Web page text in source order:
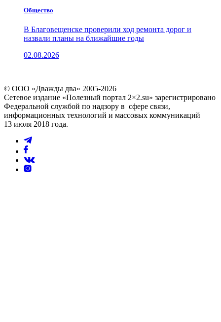
Общество
В Благовещенске проверили ход ремонта дорог и
назвали планы на ближайшие годы
02.08.2026
© ООО «Дважды два» 2005-2026
Сетевое издание «Полезный портал 2×2.su» зарегистрировано
Федеральной службой по надзору в сфере связи,
информационных технологий и массовых коммуникаций
13 июля 2018 года.